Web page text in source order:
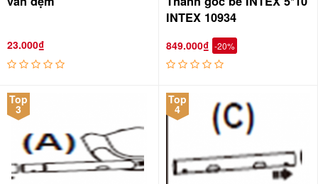
23.000₫
INTEX 10934
849.000₫ -20%
Top
3
Top
4